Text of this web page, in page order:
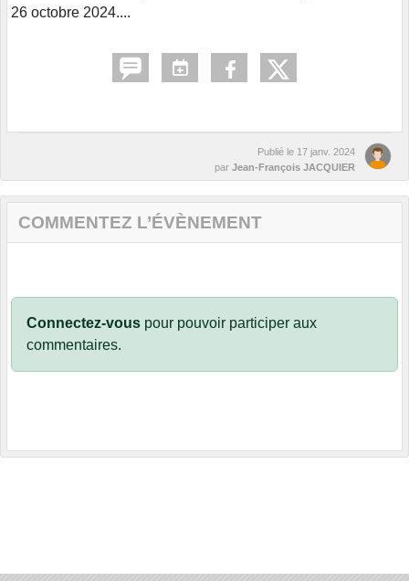
26 octobre 2024....
Publié le 17 janv. 2024
par Jean-François JACQUIER
COMMENTEZ L’ÉVÈNEMENT
Connectez-vous pour pouvoir participer aux
commentaires.